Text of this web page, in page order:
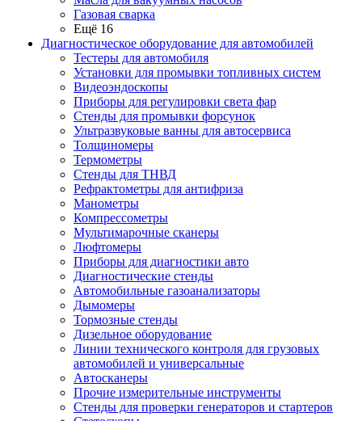
Газовая сварка
Ещё 16
Диагностическое оборудование для автомобилей
Тестеры для автомобиля
Установки для промывки топливных систем
Видеоэндоскопы
Приборы для регулировки света фар
Стенды для промывки форсунок
Ультразвуковые ванны для автосервиса
Толщиномеры
Термометры
Стенды для ТНВД
Рефрактометры для антифриза
Манометры
Компрессометры
Мультимарочные сканеры
Люфтомеры
Приборы для диагностики авто
Диагностические стенды
Автомобильные газоанализаторы
Дымомеры
Тормозные стенды
Дизельное оборудование
Линии технического контроля для грузовых
автомобилей и универсальные
Автосканеры
Прочие измерительные инструменты
Стенды для проверки генераторов и стартеров